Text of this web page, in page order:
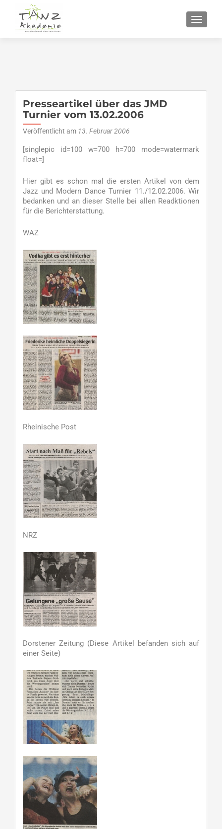
Presseartikel über das JMD
Turnier vom 13.02.2006
Veröffentlicht am 13. Februar 2006
[singlepic id=100 w=700 h=700 mode=watermark
float=]
Hier gibt es schon mal die ersten Artikel von dem
Jazz und Modern Dance Turnier 11./12.02.2006. Wir
bedanken und an dieser Stelle bei allen Readktionen
für die Berichterstattung.
WAZ
Rheinische Post
NRZ
Dorstener Zeitung (Diese Artikel befanden sich auf
einer Seite)